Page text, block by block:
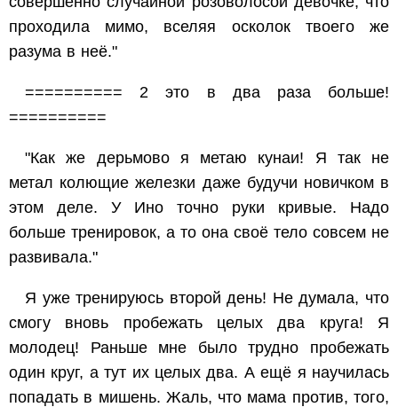
проходила мимо, вселяя осколок твоего же
разума в неё."
========== 2 это в два раза больше!
==========
"Как же дерьмово я метаю кунаи! Я так не
метал колющие железки даже будучи новичком в
этом деле. У Ино точно руки кривые. Надо
больше тренировок, а то она своё тело совсем не
развивала."
Я уже тренируюсь второй день! Не думала, что
смогу вновь пробежать целых два круга! Я
молодец! Раньше мне было трудно пробежать
один круг, а тут их целых два. А ещё я научилась
попадать в мишень. Жаль, что мама против, того,